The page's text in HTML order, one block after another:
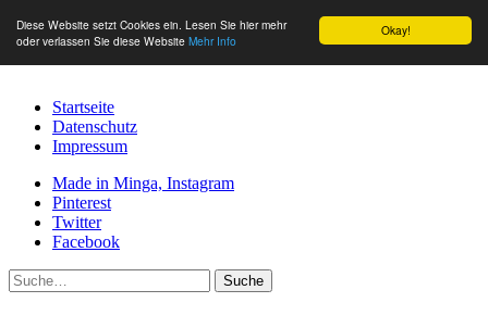
Okay!
Diese Website setzt Cookies ein. Lesen Sie hier mehr
oder verlassen Sie diese Website Mehr Info
Startseite
Datenschutz
Impressum
Made in Minga, Instagram
Pinterest
Twitter
Facebook
Suche